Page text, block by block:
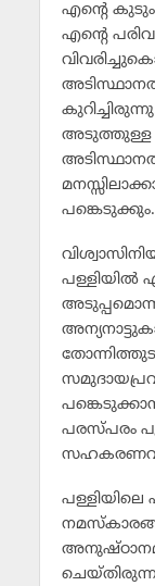
എന്റെ
എന്റെ
അടുത്തുള്ള
പങ്കെടുക്കും.
പള്ളിയില്‍
പരസ്പരം
പള്ളിയിലെ